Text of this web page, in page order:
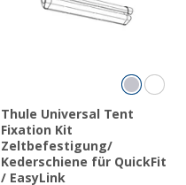
Thule Universal Tent
Fixation Kit
Zeltbefestigung/
Kederschiene für QuickFit
/ EasyLink